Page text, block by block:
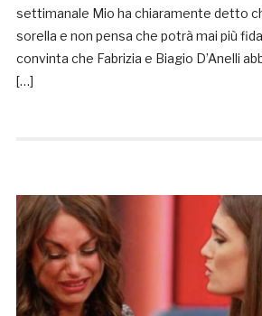
settimanale Mio ha chiaramente detto
sorella e non pensa che potrà mai più
convinta che Fabrizia e Biagio D’Anelli
[…]